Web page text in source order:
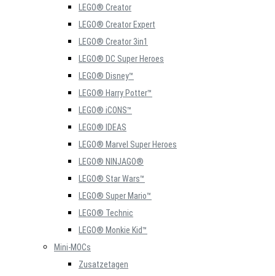
LEGO® Creator
LEGO® Creator Expert
LEGO® Creator 3in1
LEGO® DC Super Heroes
LEGO® Disney™
LEGO® Harry Potter™
LEGO® iCONS™
LEGO® IDEAS
LEGO® Marvel Super Heroes
LEGO® NINJAGO®
LEGO® Star Wars™
LEGO® Super Mario™
LEGO® Technic
LEGO® Monkie Kid™
Mini-MOCs
Zusatzetagen